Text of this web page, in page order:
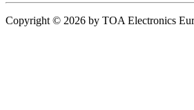
Copyright © 2026 by TOA Electronics